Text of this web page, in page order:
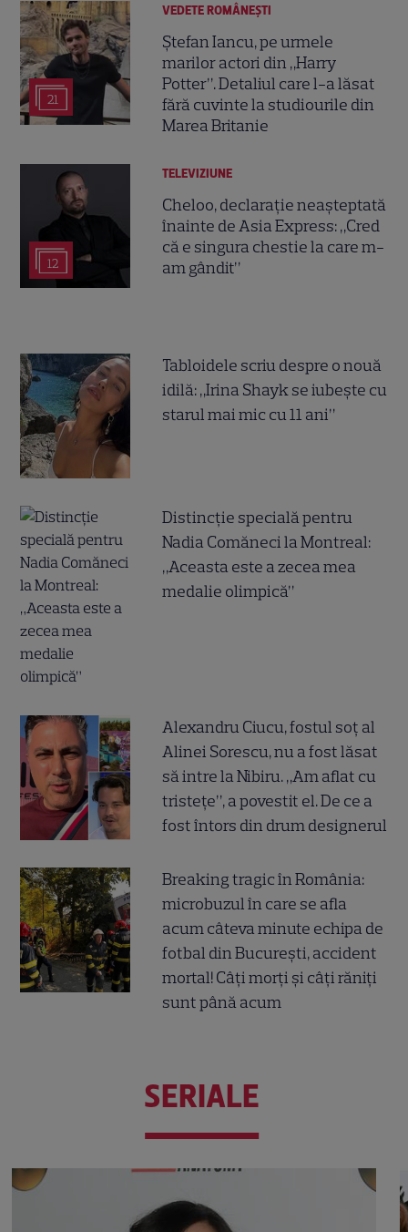
21
VEDETE ROMÂNEŞTI
Ștefan Iancu, pe urmele
marilor actori din „Harry
Potter”. Detaliul care l-a lăsat
fără cuvinte la studiourile din
Marea Britanie
12
TELEVIZIUNE
Cheloo, declarație neașteptată
înainte de Asia Express: „Cred
că e singura chestie la care m-
am gândit”
Tabloidele scriu despre o nouă
idilă: „Irina Shayk se iubește cu
starul mai mic cu 11 ani”
Distincție specială pentru
Nadia Comăneci la Montreal:
„Aceasta este a zecea mea
medalie olimpică”
Alexandru Ciucu, fostul soț al
Alinei Sorescu, nu a fost lăsat
să intre la Nibiru. „Am aflat cu
tristețe”, a povestit el. De ce a
fost întors din drum designerul
Breaking tragic în România:
microbuzul în care se afla
acum câteva minute echipa de
fotbal din București, accident
mortal! Câți morți și câți răniți
sunt până acum
SERIALE